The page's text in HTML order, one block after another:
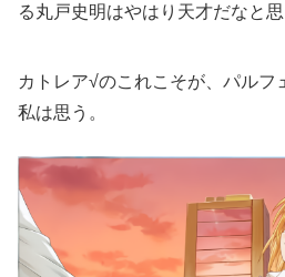
る丸戸史明はやはり天才だなと思
カトレア√のこれこそが、パルフ
私は思う。